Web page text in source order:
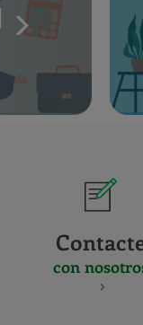
con